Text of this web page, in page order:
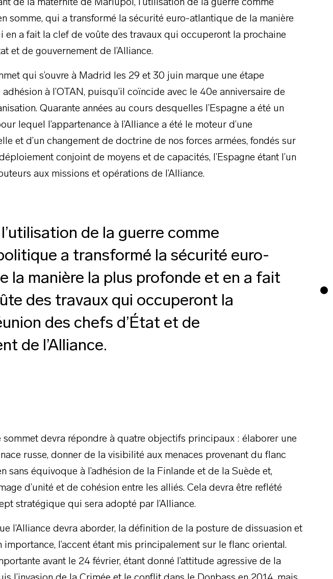
de la maternité de Mariupol, l’utilisation de la guerre comme
somme, qui a transformé la sécurité euro-atlantique de la manière
en a fait la clef de voûte des travaux qui occuperont la prochaine
et de gouvernement de l’Alliance.
qui s’ouvre à Madrid les 29 et 30 juin marque une étape
à l’OTAN, puisqu’il coïncide avec le 40e anniversaire de
Quarante années au cours desquelles l’Espagne a été un
lequel l’appartenance à l’Alliance a été le moteur d’une
et d’un changement de doctrine de nos forces armées, fondés sur
conjoint de moyens et de capacités, l’Espagne étant l’un
aux missions et opérations de l’Alliance.
de la guerre comme
a transformé la sécurité euro-
la manière la plus profonde et en a fait
des travaux qui occuperont la
des chefs d’État et de
de l’Alliance.
sommet devra répondre à quatre objectifs principaux : élaborer une
russe, donner de la visibilité aux menaces provenant du flanc
sans équivoque à l’adhésion de la Finlande et de la Suède et,
d’unité et de cohésion entre les alliés. Cela devra être reflété
stratégique qui sera adopté par l’Alliance.
l’Alliance devra aborder, la définition de la posture de dissuasion et
importance, l’accent étant mis principalement sur le flanc oriental.
avant le 24 février, étant donné l’attitude agressive de la